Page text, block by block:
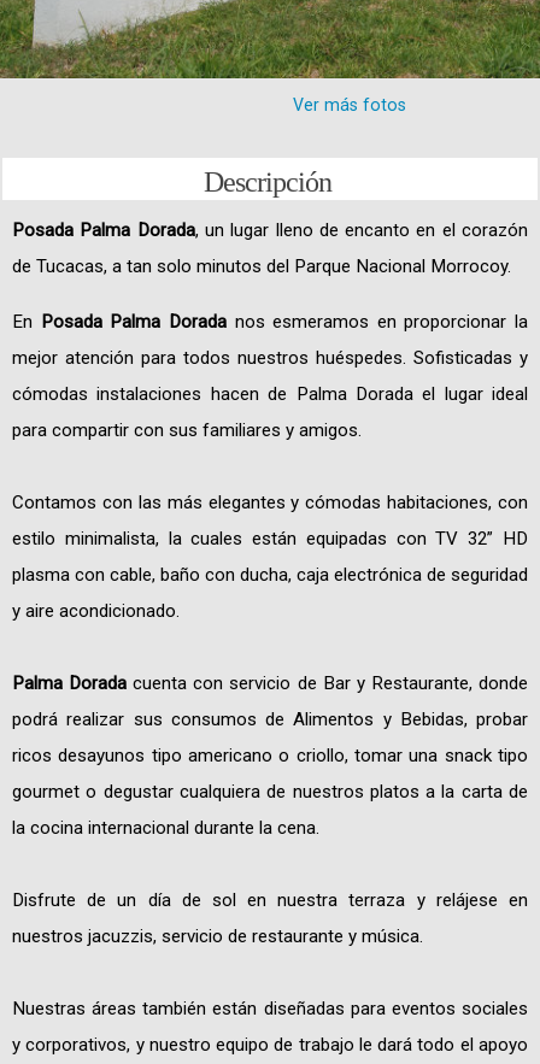
Ver más fotos
Descripción
Posada Palma Dorada, un lugar lleno de encanto en el corazón
de Tucacas, a tan solo minutos del Parque Nacional Morrocoy.
En Posada Palma Doradanos esmeramos en proporcionar la
mejor atención para todos nuestros huéspedes. Sofisticadas y
cómodas instalaciones hacen de Palma Dorada el lugar ideal
para compartir con sus familiares y amigos.
Contamos con las más elegantes y cómodas habitaciones, con
estilo minimalista, la cuales están equipadas con TV 32” HD
plasma con cable, baño con ducha, caja electrónica de seguridad
y aire acondicionado.
Palma Dorada cuenta con servicio de Bar y Restaurante, donde
podrá realizar sus consumos de Alimentos y Bebidas, probar
ricos desayunos tipo americano o criollo, tomar una snack tipo
gourmet o degustar cualquiera de nuestros platos a la carta de
la cocina internacional durante la cena.
Disfrute de un día de sol en nuestra terraza y relájese en
nuestros jacuzzis, servicio de restaurante y música.
Nuestras áreas también están diseñadas para eventos sociales
y corporativos, y nuestro equipo de trabajo le dará todo el apoyo